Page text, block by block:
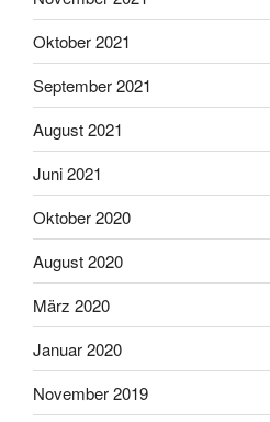
Oktober 2021
September 2021
August 2021
Juni 2021
Oktober 2020
August 2020
März 2020
Januar 2020
November 2019